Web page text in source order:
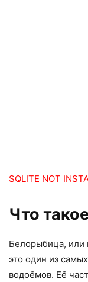
SQLITE NOT
Что
Белорыбица,
это один из
водоёмов. Её